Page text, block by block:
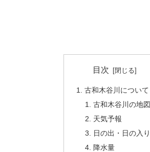
目次
古和木谷川について
古和木谷川の地図
天気予報
日の出・日の入り
降水量